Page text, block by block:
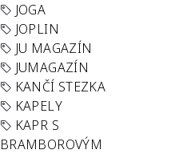
JOGA
JOPLIN
JU MAGAZÍN
JUMAGAZÍN
KANČÍ STEZKA
KAPELY
KAPR S
BRAMBOROVÝM